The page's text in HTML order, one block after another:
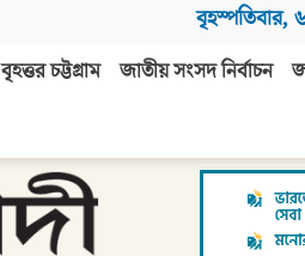
বৃহস্পতিবার,
বৃহত্তর চট্টগ্রাম জাতীয় সংসদ নির্বাচন